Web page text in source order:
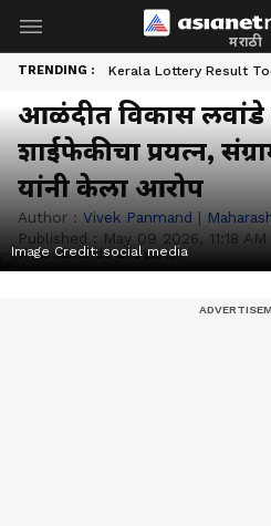
मराठी
TRENDING : Kerala Lottery Result
आळंदीत विकास लवांडे
शाईफेकीचा प्रयत्न,
यांनी केला आरोप
Author : Vivek Panmand |
Published : May 09 2026, 11:18 AM
Image Credit:social media